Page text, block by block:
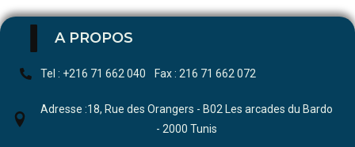
A PROPOS
Tel : +216 71 662 040 Fax : 216 71 662 072
Adresse :18, Rue des Orangers - B02 Les arcades du Bardo
- 2000 Tunis